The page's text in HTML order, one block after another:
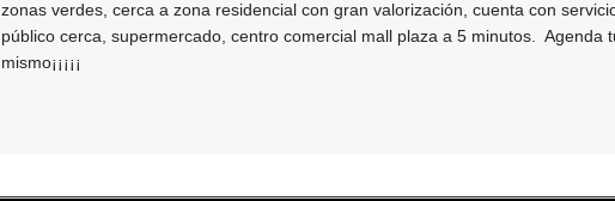
zonas verdes, cerca a zona residencial con gran valorización, cuenta con
público cerca, supermercado, centro comercial mall plaza a 5 minutos. Agenda
mismo¡¡¡¡¡